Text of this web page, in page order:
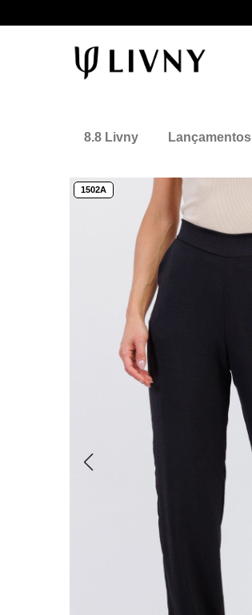
8.8 Livny Lançamentos
1502A